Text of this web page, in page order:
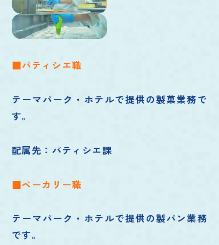
■パティシエ職
テーマパーク・ホテルで提供の製菓業務で
す。
配属先：パティシエ課
■ベーカリー職
テーマパーク・ホテルで提供の製パン業務
です。